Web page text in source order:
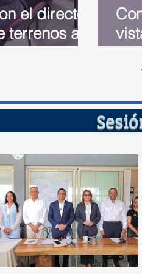
el director
terrenos a